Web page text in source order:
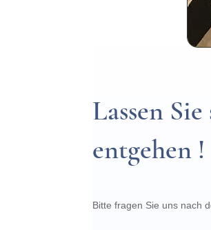
Lassen
entgehen !
Bitte fragen Sie uns nach